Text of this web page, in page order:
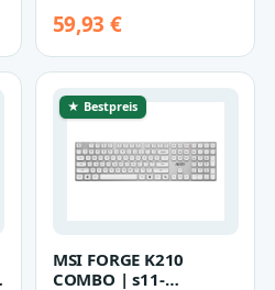
59,93 €
★ Bestpreis
MSI FORGE K210
COMBO | s11-